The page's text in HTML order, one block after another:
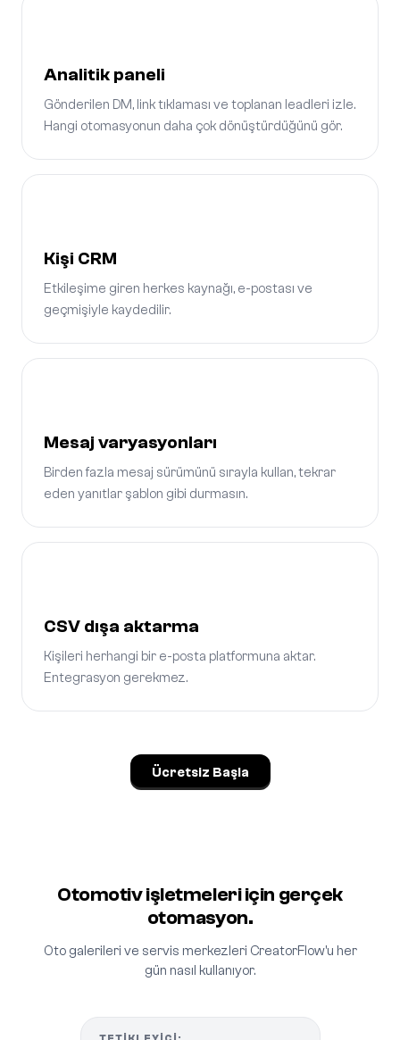
Analitik paneli
Gönderilen DM, link tıklaması ve toplanan leadleri izle.
Hangi otomasyonun daha çok dönüştürdüğünü gör.
Kişi CRM
Etkileşime giren herkes kaynağı, e-postası ve
geçmişiyle kaydedilir.
Mesaj varyasyonları
Birden fazla mesaj sürümünü sırayla kullan, tekrar
eden yanıtlar şablon gibi durmasın.
CSV dışa aktarma
Kişileri herhangi bir e-posta platformuna aktar.
Entegrasyon gerekmez.
Ücretsiz Başla
Otomotiv işletmeleri için gerçek
otomasyon.
Oto galerileri ve servis merkezleri CreatorFlow'u her
gün nasıl kullanıyor.